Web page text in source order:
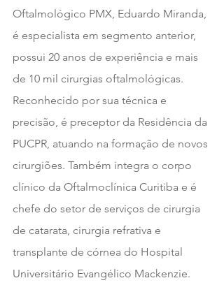
Oftalmológico PMX, Eduardo Miranda,
é especialista em segmento anterior,
possui 20 anos de experiência e mais
de 10 mil cirurgias oftalmológicas.
Reconhecido por sua técnica e
precisão, é preceptor da Residência da
PUCPR, atuando na formação de novos
cirurgiões. Também integra o corpo
clínico da Oftalmoclínica Curitiba e é
chefe do setor de serviços de cirurgia
de catarata, cirurgia refrativa e
transplante de córnea do Hospital
Universitário Evangélico Mackenzie.